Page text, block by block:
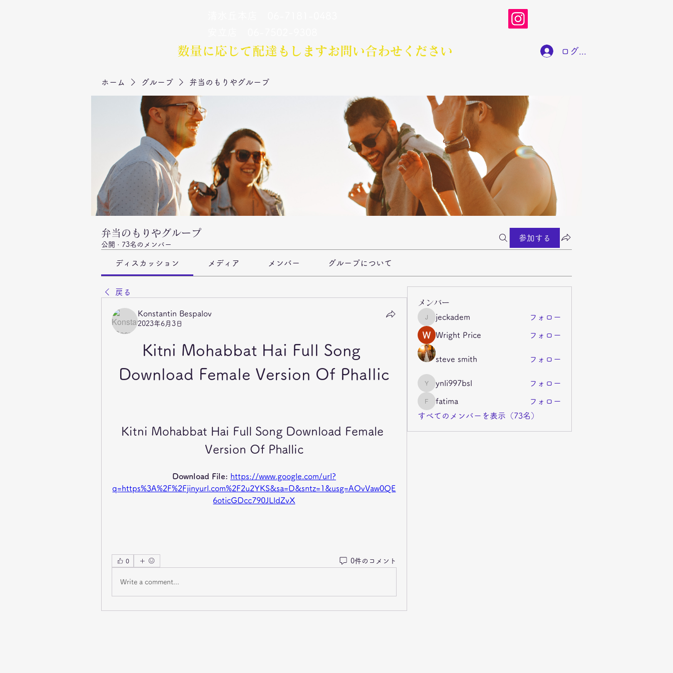
ログイン
数量に応じて配達もします​お問い合わせください
ホーム グループ 弁当のもりやグループ
弁当のもりやグループ
公開 · 73名のメンバー
参加する
ディスカッション メディア メンバー グループについて
戻る
Konstantin Bespalov
2023年6月3日
Kitni Mohabbat Hai Full Song
Download Female Version Of Phallic
Kitni Mohabbat Hai Full Song Download Female
Version Of Phallic
Download File: https://www.google.com/url?
q=https%3A%2F%2Fjinyurl.com%2F2u2YKS&sa=D&sntz=1&usg=AOvVaw0QE
6oticGDcc790JLldZvX
0 0件のコメント
Write a comment...
メンバー
jeckadem
jeckadem フォロー
Wright Price フォロー
steve smith フォロー
ynli997bsl
ynli997bsl フォロー
fatima
fatima
フォロー
すべてのメンバーを表示（73名）